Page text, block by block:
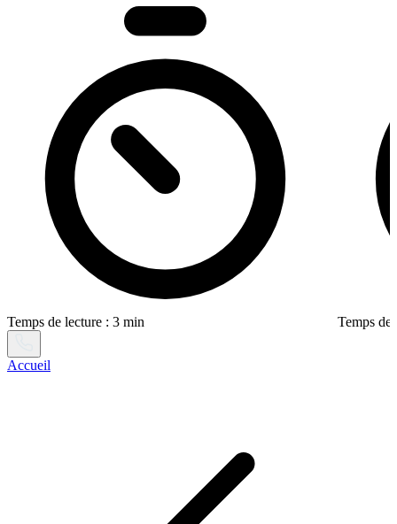
Temps de lecture : 3 min Temps de
Accueil